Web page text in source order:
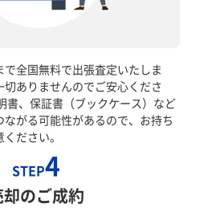
全国無料で出張査定いたしま
ありませんのでご安心くださ
書、保証書（ブックケース）など
がる可能性があるので、お持ち
ださい。
STEP4
却のご成約